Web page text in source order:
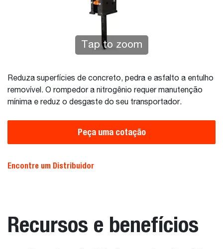
Tap to zoom
Reduza superfícies de concreto, pedra e asfalto a entulho
removível. O rompedor a nitrogênio requer manutenção
mínima e reduz o desgaste do seu transportador.
Peça uma cotação
Encontre um Distribuidor
Recursos e benefícios